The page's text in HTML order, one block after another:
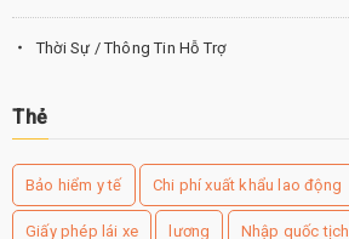
Thời Sự / Thông Tin Hỗ Trợ
Thẻ
Bảo hiểm y tế Chi phí xuất khẩu lao động
Giấy phép lái xe lương Nhập quốc tịch